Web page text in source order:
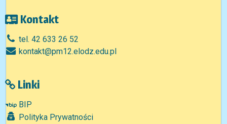
Kontakt
tel. 42 633 26 52
kontakt@pm12.elodz.edu.pl
Linki
BIP
Polityka Prywatności